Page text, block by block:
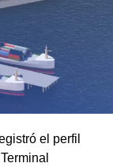
el perfil